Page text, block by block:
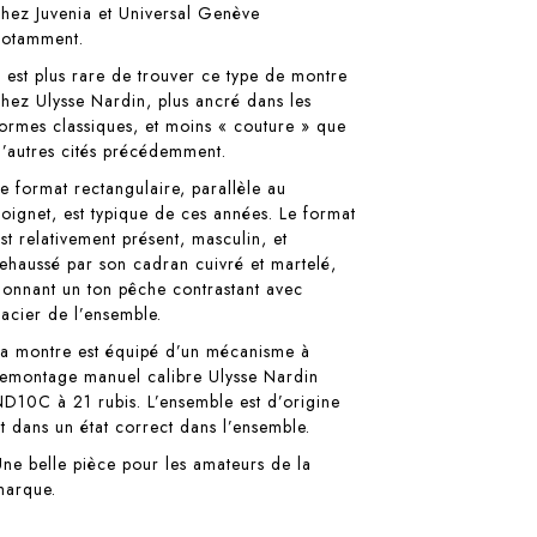
Juvenia et Universal Genève
est plus rare de trouver ce type de montre
Ulysse Nardin, plus ancré dans les
classiques, et moins « couture » que
cités précédemment.
format rectangulaire, parallèle au
est typique de ces années. Le format
relativement présent, masculin, et
par son cadran cuivré et martelé,
un ton pêche contrastant avec
de l’ensemble.
montre est équipé d’un mécanisme à
manuel calibre Ulysse Nardin
à 21 rubis. L’ensemble est d’origine
dans un état correct dans l’ensemble.
belle pièce pour les amateurs de la